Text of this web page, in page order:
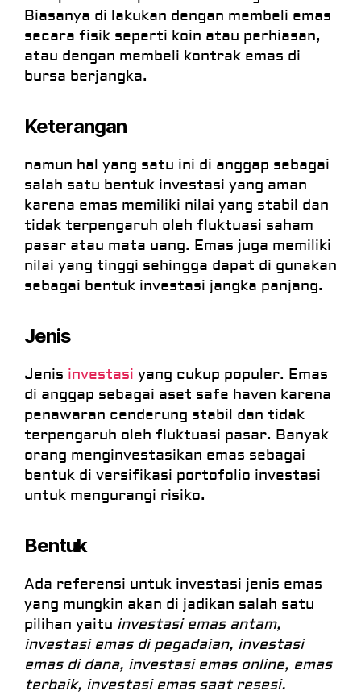
Biasanya di lakukan dengan membeli emas
secara fisik seperti koin atau perhiasan,
atau dengan membeli kontrak emas di
bursa berjangka.
Keterangan
namun hal yang satu ini di anggap sebagai
salah satu bentuk investasi yang aman
karena emas memiliki nilai yang stabil dan
tidak terpengaruh oleh fluktuasi saham
pasar atau mata uang. Emas juga memiliki
nilai yang tinggi sehingga dapat di gunakan
sebagai bentuk investasi jangka panjang.
Jenis
Jenis investasi yang cukup populer. Emas
di anggap sebagai aset safe haven karena
penawaran cenderung stabil dan tidak
terpengaruh oleh fluktuasi pasar. Banyak
orang menginvestasikan emas sebagai
bentuk di versifikasi portofolio investasi
untuk mengurangi risiko.
Bentuk
Ada referensi untuk investasi jenis emas
yang mungkin akan di jadikan salah satu
pilihan yaitu investasi emas antam,
investasi emas di pegadaian, investasi
emas di dana, investasi emas online, emas
terbaik, investasi emas saat resesi.